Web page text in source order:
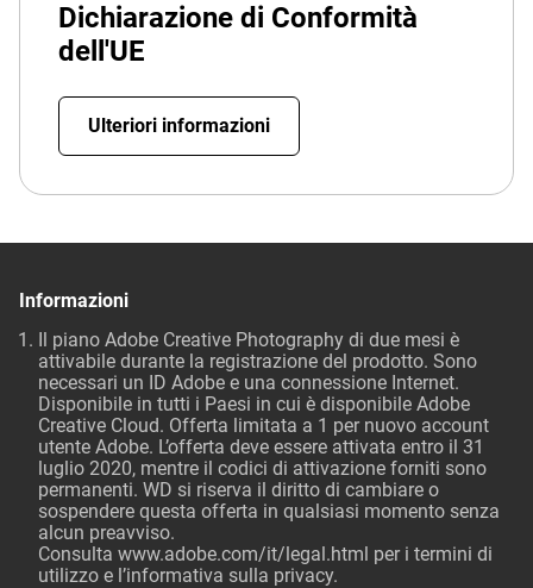
Dichiarazione di Conformità
dell'UE
Ulteriori informazioni
Informazioni
Il piano Adobe Creative Photography di due mesi è
attivabile durante la registrazione del prodotto. Sono
necessari un ID Adobe e una connessione Internet.
Disponibile in tutti i Paesi in cui è disponibile Adobe
Creative Cloud. Offerta limitata a 1 per nuovo account
utente Adobe. L’offerta deve essere attivata entro il 31
luglio 2020, mentre il codici di attivazione forniti sono
permanenti. WD si riserva il diritto di cambiare o
sospendere questa offerta in qualsiasi momento senza
alcun preavviso.
Consulta www.adobe.com/it/legal.html per i termini di
utilizzo e l’informativa sulla privacy.